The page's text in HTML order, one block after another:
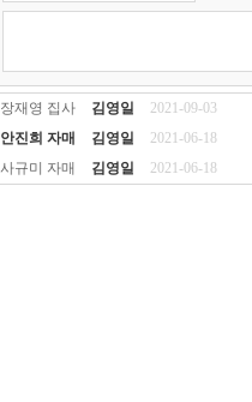
장재영 집사 김영일
2021-09-03
안진희 자매
김영일
2021-06-18
사규미 자매
김영일 2021-06-18